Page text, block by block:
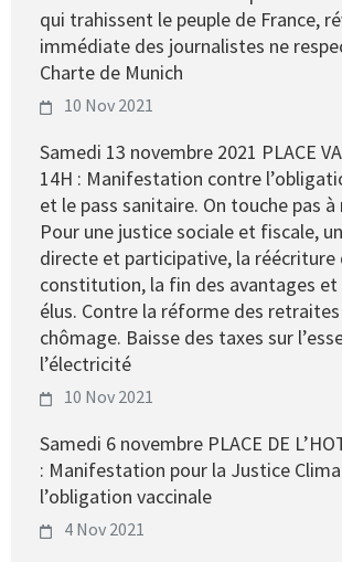
qui trahissent le peuple de France,
immédiate des journalistes ne
Charte de Munich
10 Nov 2021
Samedi 13 novembre 2021 PLACE
14H : Manifestation contre
et le pass sanitaire. On touche pas
Pour une justice sociale et fiscale,
directe et participative, la réécriture
constitution, la fin des avantages et
élus. Contre la réforme des
chômage. Baisse des taxes sur
l’électricité
10 Nov 2021
Samedi 6 novembre PLACE DE
: Manifestation pour la Justice
l’obligation vaccinale
4 Nov 2021